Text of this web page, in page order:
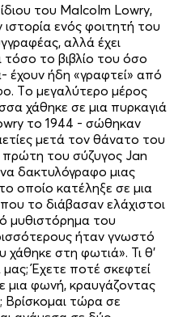
του Malcolm Lowry,
ενός φοιτητή του
αλλά έχει
το βιβλίο του όσο
έχουν ήδη «γραφτεί» από
Tο μεγαλύτερο μέρος
χάθηκε σε μια πυρκαγιά
το 1944 - σώθηκαν
μετά τον θάνατο του
πρώτη του σύζυγος Jan
δακτυλόγραφο μιας
οποίο κατέληξε σε μια
το διάβασαν ελάχιστοι
μυθιστόρημα του
ήταν γνωστό
στη φωτιά». Τι θ’
Έχετε ποτέ σκεφτεί
μια φωνή, κραυγάζοντας
Βρίσκομαι τώρα σε